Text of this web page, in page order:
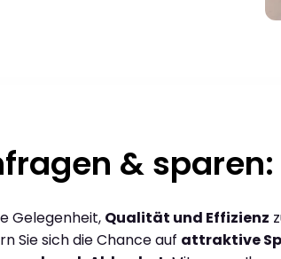
& sparen:
Gelegenheit, Qualität und Effizienz
Sie sich die Chance auf attraktive